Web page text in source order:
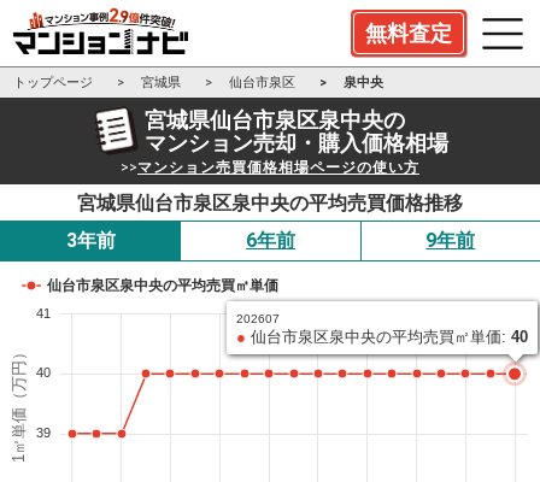
無料査定
トップページ 宮城県 仙台市泉区 泉中央
宮城県仙台市泉区泉中央の
マンション売却・購入価格相場
>>マンション売買価格相場ページの使い方
宮城県仙台市泉区泉中央の平均売買価格推移
3年前
6年前 9年前
1㎡単価（万円）
仙台市泉区泉中央の平均売買㎡単価
39
40
41 202607
● 仙台市泉区泉中央の平均売買㎡単価: 40